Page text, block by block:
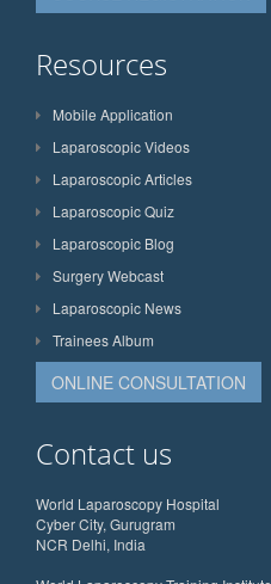
Resources
Mobile Application
Laparoscopic Videos
Laparoscopic Articles
Laparoscopic Quiz
Laparoscopic Blog
Surgery Webcast
Laparoscopic News
Trainees Album
ONLINE CONSULTATION
Contact us
World Laparoscopy Hospital
Cyber City, Gurugram
NCR Delhi, India